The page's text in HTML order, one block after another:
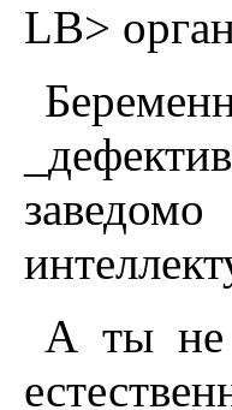
LB>
А ты не